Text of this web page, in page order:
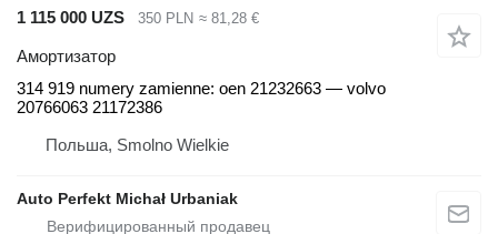
1 115 000 UZS
350 PLN ≈ 81,28 €
Амортизатор
314 919 numery zamienne: oen 21232663 — volvo
20766063 21172386
Польша, Smolno Wielkie
Auto Perfekt Michał Urbaniak